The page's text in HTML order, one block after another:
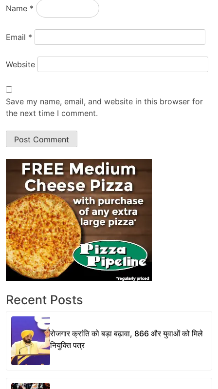
Name *
Email *
Website
Save my name, email, and website in this browser for
the next time I comment.
Recent Posts
रोजगार क्रांति को बड़ा बढ़ावा, 866 और युवाओं को मिले
नियुक्ति पत्र